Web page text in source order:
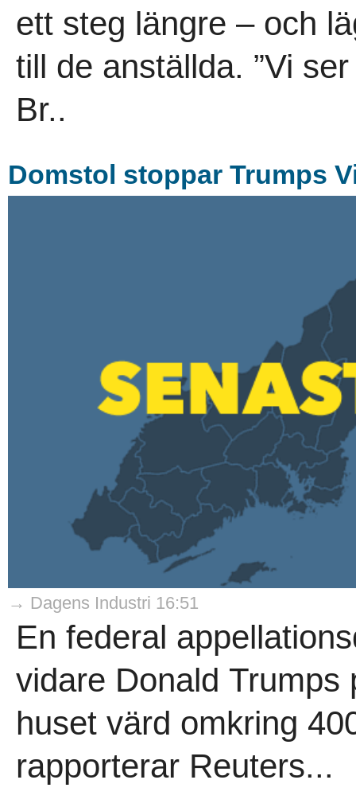
ett steg längre – och
till de anställda. ”Vi
Br..
Domstol stoppar Trumps
→ Dagens Industri 16:51
En federal
vidare Donald Trumps
huset värd omkring
rapporterar Reuters...